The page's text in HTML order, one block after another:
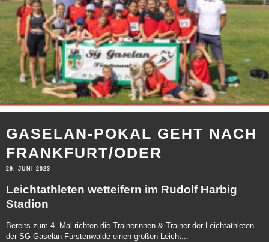
GASELAN-POKAL GEHT NACH
FRANKFURT/ODER
29. JUNI 2023
Leichtathleten wetteifern im Rudolf Harbig
Stadion
Bereits zum 4. Mal richten die Trainerinnen & Trainer der Leichtathleten
der SG Gaselan Fürstenwalde einen großen Leicht...